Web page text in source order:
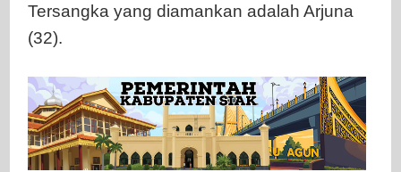
Tersangka yang diamankan adalah Arjuna
(32).